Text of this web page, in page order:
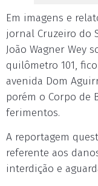
Em imagens e
jornal Cruzeiro do
João Wagner Wey
quilômetro 101,
avenida Dom
porém o Corpo de
ferimentos.
A reportagem
referente aos
interdição e